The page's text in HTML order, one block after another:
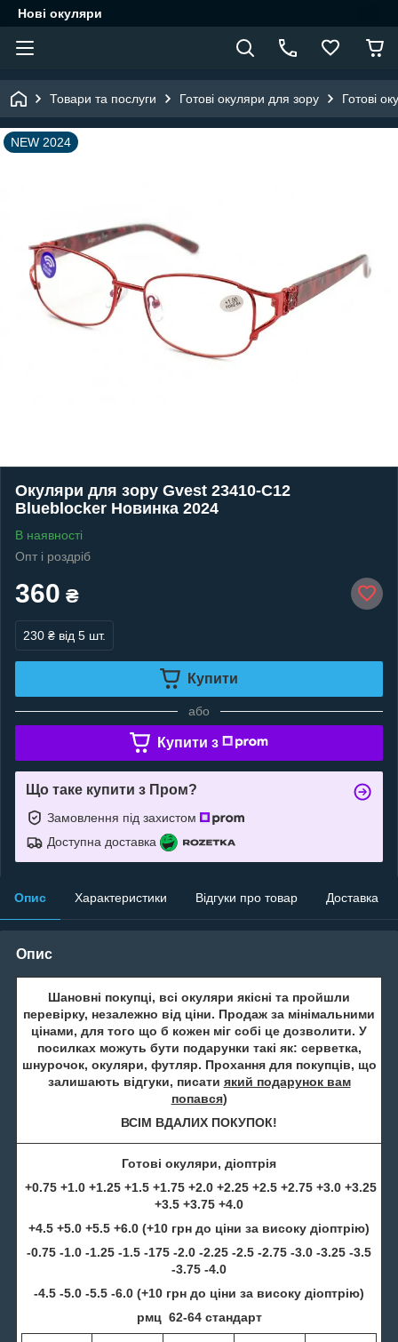
Нові окуляри
Товари та послуги Готові окуляри для зору Готові
NEW 2024
Окуляри для зору Gvest 23410-C12
Blueblocker Новинка 2024
В наявності
Опт і роздріб
360 ₴
230 ₴ від 5 шт.
Купити
або
Купити з
Що таке купити з Пром?
Замовлення під захистом
Доступна доставка
Опис Характеристики Відгуки про товар Доставка
Опис
Шановні покупці, всі окуляри якісні та пройшли
перевірку, незалежно від ціни. Продаж за мінімальними
цінами, для того що б кожен міг собі це дозволити. У
посилках можуть бути подарунки такі як: серветка,
шнурочок, окуляри, футляр. Прохання для покупців, що
залишають відгуки, писати який подарунок вам
попався)
ВСІМ ВДАЛИХ ПОКУПОК!
Готові окуляри, діоптрія
+0.75 +1.0 +1.25 +1.5 +1.75 +2.0 +2.25 +2.5 +2.75 +3.0 +3.25
+3.5 +3.75 +4.0
+4.5 +5.0 +5.5 +6.0 (+10 грн до ціни за високу діоптрію)
-0.75 -1.0 -1.25 -1.5 -175 -2.0 -2.25 -2.5 -2.75 -3.0 -3.25 -3.5
-3.75 -4.0
-4.5 -5.0 -5.5 -6.0 (+10 грн до ціни за високу діоптрію)
рмц 62-64 стандарт